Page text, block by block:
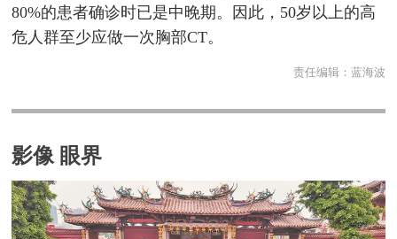
80%的患者确诊时已是中晚期。因此，50岁以上的高
危人群至少应做一次胸部CT。
责任编辑： 蓝海波
影像 眼界